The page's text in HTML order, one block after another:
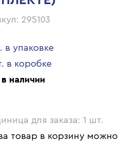
295103
в упаковке
в коробке
наличии
для заказа: 1 шт.
товар в корзину можно